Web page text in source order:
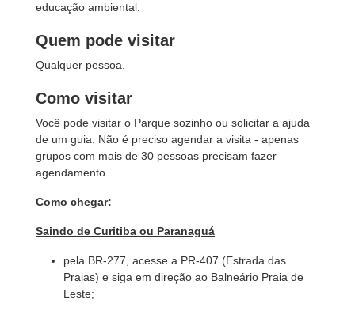
educação ambiental.
Quem pode visitar
Qualquer pessoa.
Como visitar
Você pode visitar o Parque sozinho ou solicitar a ajuda
de um guia. Não é preciso agendar a visita - apenas
grupos com mais de 30 pessoas precisam fazer
agendamento.
Como chegar:
Saindo de Curitiba ou Paranaguá
pela BR-277, acesse a PR-407 (Estrada das
Praias) e siga em direção ao Balneário Praia de
Leste;